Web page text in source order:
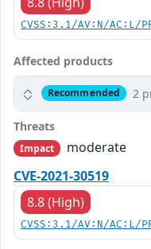
CVSS:3.1/AV:N/AC:L/
Affected products
Recommended 2
Threats
Impact
moderate
CVE-2021-30519
8.8 (High)
CVSS:3.1/AV:N/AC:L/